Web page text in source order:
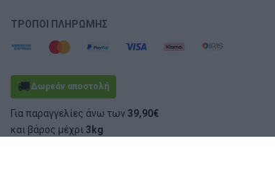
ΤΡΌΠΟΙ ΠΛΗΡΩΜΉΣ
🚚Δωρεάν αποστολή
Για παραγγελίες άνω των39,90€
και βάρος μέχρι3kg